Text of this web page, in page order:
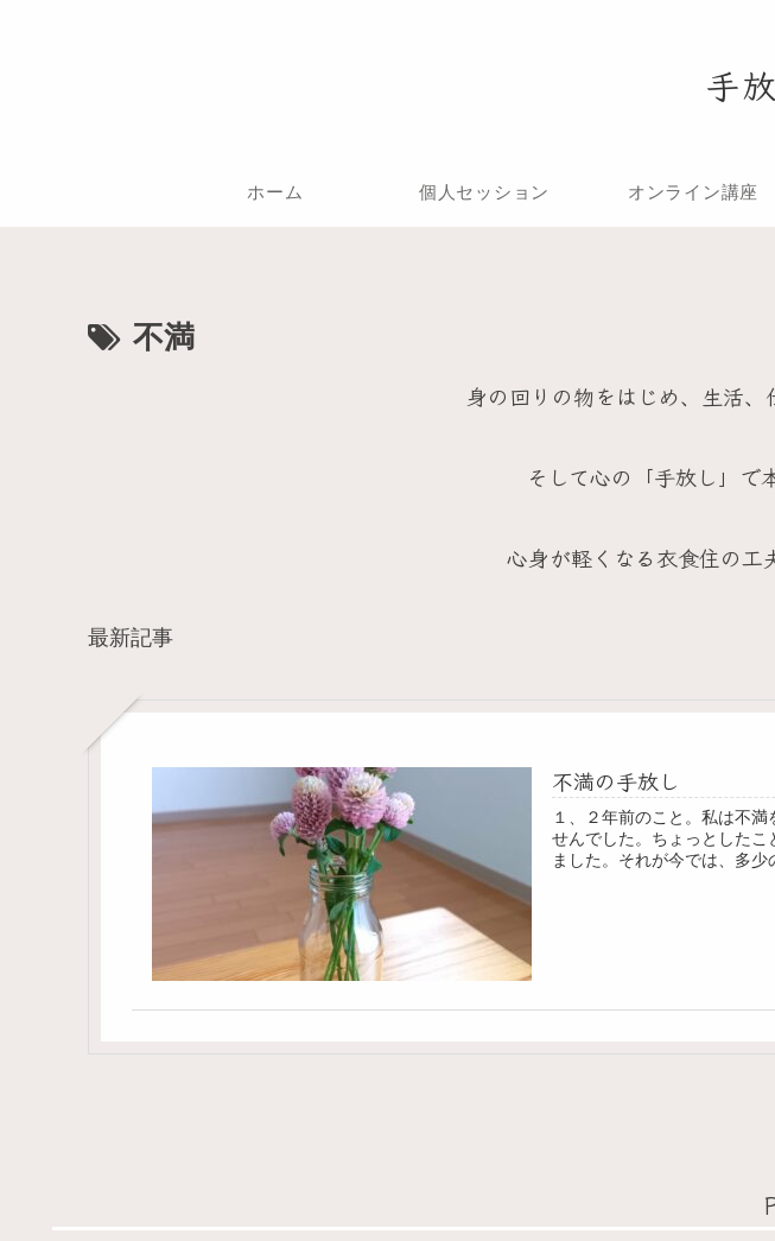
手
ホーム 個人セッション オンライン講座
不満
身の回りの物をはじめ、生活、
そして心の「手放し」で
心身が軽くなる衣食住の工
最新記事
不満の手放し
１、２年前のこと。私は不
せんでした。ちょっとした
ました。それが今では、多少